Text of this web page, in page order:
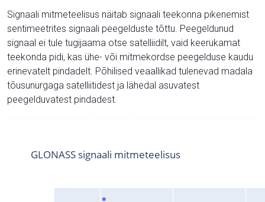
Signaali mitmeteelisus näitab signaali teekonna pikenemist
sentimeetrites signaali peegelduste tõttu. Peegeldunud
signaal ei tule tugijaama otse satelliidilt, vaid keerukamat
teekonda pidi, kas ühe- või mitmekordse peegelduse kaudu
erinevatelt pindadelt. Põhilised veaallikad tulenevad madala
tõusunurgaga satelliitidest ja lähedal asuvatest
peegelduvatest pindadest.
GLONASS signaali mitmeteelisus